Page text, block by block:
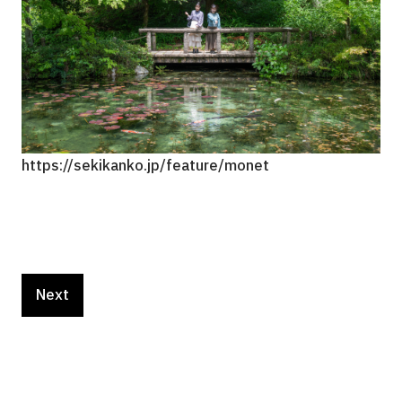
https://sekikanko.jp/feature/monet
Next